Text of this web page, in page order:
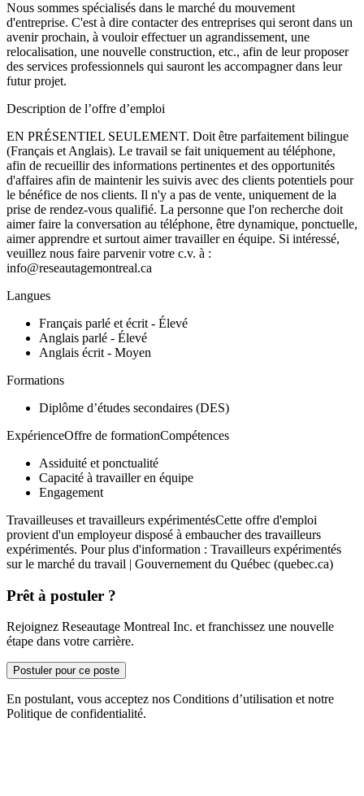
Nous sommes spécialisés dans le marché du mouvement
d'entreprise. C'est à dire contacter des entreprises qui seront dans un
avenir prochain, à vouloir effectuer un agrandissement, une
relocalisation, une nouvelle construction, etc., afin de leur proposer
des services professionnels qui sauront les accompagner dans leur
futur projet.
Description de l’offre d’emploi
EN PRÉSENTIEL SEULEMENT. Doit être parfaitement bilingue
(Français et Anglais). Le travail se fait uniquement au téléphone,
afin de recueillir des informations pertinentes et des opportunités
d'affaires afin de maintenir les suivis avec des clients potentiels pour
le bénéfice de nos clients. Il n'y a pas de vente, uniquement de la
prise de rendez-vous qualifié. La personne que l'on recherche doit
aimer faire la conversation au téléphone, être dynamique, ponctuelle,
aimer apprendre et surtout aimer travailler en équipe. Si intéressé,
veuillez nous faire parvenir votre c.v. à :
info@reseautagemontreal.ca
Langues
Français parlé et écrit - Élevé
Anglais parlé - Élevé
Anglais écrit - Moyen
Formations
Diplôme d’études secondaires (DES)
ExpérienceOffre de formationCompétences
Assiduité et ponctualité
Capacité à travailler en équipe
Engagement
Travailleuses et travailleurs expérimentésCette offre d'emploi
provient d'un employeur disposé à embaucher des travailleurs
expérimentés. Pour plus d'information : Travailleurs expérimentés
sur le marché du travail | Gouvernement du Québec (quebec.ca)
Prêt à postuler ?
Rejoignez Reseautage Montreal Inc. et franchissez une nouvelle
étape dans votre carrière.
Postuler pour ce poste
En postulant, vous acceptez nos Conditions d’utilisation et notre
Politique de confidentialité.